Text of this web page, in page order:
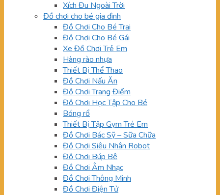
Xích Đu Ngoài Trời
Đồ chơi cho bé gia đình
Đồ Chơi Cho Bé Trai
Đồ Chơi Cho Bé Gái
Xe Đồ Chơi Trẻ Em
Hàng rào nhựa
Thiết Bị Thể Thao
Đồ Chơi Nấu Ăn
Đồ Chơi Trang Điểm
Đồ Chơi Học Tập Cho Bé
Bóng rổ
Thiết Bị Tập Gym Trẻ Em
Đồ Chơi Bác Sỹ – Sữa Chữa
Đồ Chơi Siêu Nhân Robot
Đồ Chơi Búp Bê
Đồ Chơi Âm Nhạc
Đồ Chơi Thông Minh
Đồ Chơi Điện Tử